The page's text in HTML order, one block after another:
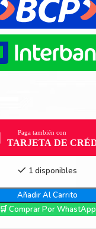
1 disponibles
Añadir Al Carrito
🛒 Comprar Por WhastApp